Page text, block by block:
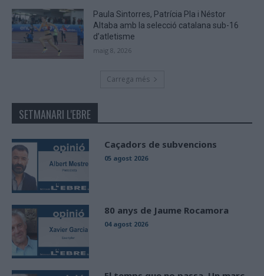
Paula Sintorres, Patrícia Pla i Néstor
Altaba amb la selecció catalana sub-16
d’atletisme
maig 8, 2026
Carrega més
SETMANARI L'EBRE
Caçadors de subvencions
05 agost 2026
80 anys de Jaume Rocamora
04 agost 2026